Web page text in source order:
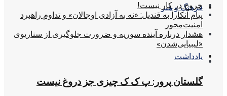
فرهنگ و هنر
یادداشت
خروج در کار نیست!
پیام آنکارا به قندیل: «نه به آزادی اوجالان» و تداوم راهبرد
امنیت‌محور
هشدار درباره آینده سوریه و ضرورت جلوگیری از سناریوی
«لیبیایی‌شدن»
گلستان پرور: پ ک ک چیزی جز دروغ نیست